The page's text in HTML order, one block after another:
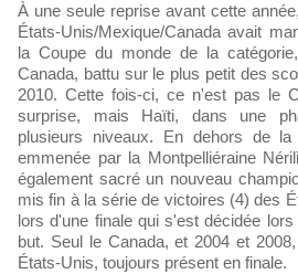
À une seule reprise avant cette année, une équipe parmi le trio
États-Unis/Mexique/Canada avait
la Coupe du monde de la
Canada, battu sur le plus petit des
2010. Cette fois-ci, ce n'est pas le
surprise, mais Haïti, dans une
plusieurs niveaux. En dehors de la
emmenée par la Montpelliéraine
également sacré un nouveau
mis fin à la série de victoires (4) des
lors d'une finale qui s'est décidée
but. Seul le Canada, et 2004 et
États-Unis, toujours présent en finale.